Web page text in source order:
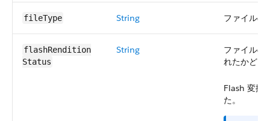
fileType String ファイルの
flashRendition​
Status
String
ファイルの
れたかどう
Flash 変換
た。